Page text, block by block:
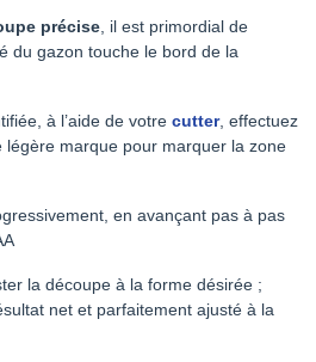
précise , il est primordial de
du gazon touche le bord de la
à l’aide de votre cutter, effectuez
légère marque pour marquer la zone
en avançant pas à pas
la découpe à la forme désirée ;
net et parfaitement ajusté à la